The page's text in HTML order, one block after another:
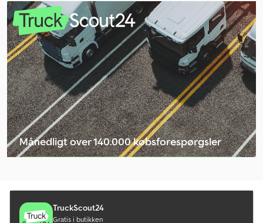
Chassis
Es-Ge Anhænger
Front Gaffeltruck
Fruehauf Ed Anhænger
Fruehauf T Anhænger
Frugt- Og Vinavlsmaskine
Henra Anhængere Til Byggemaskiner
Humer Anhængere Til Byggemaskiner
Månedligt over 140.000 købsforespørgsler
TruckScout24
Gratis i butikken